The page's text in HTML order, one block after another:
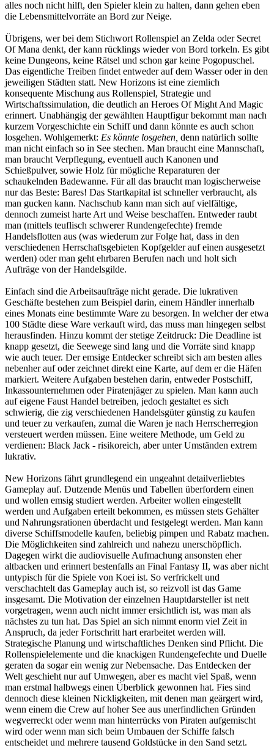
alles noch nicht hilft, den Spieler klein zu halten, dann gehen eben
die Lebensmittelvorräte an Bord zur Neige.
Übrigens, wer bei dem Stichwort Rollenspiel an Zelda oder Secret
Of Mana denkt, der kann rücklings wieder von Bord torkeln. Es gibt
keine Dungeons, keine Rätsel und schon gar keine Pogopuschel.
Das eigentliche Treiben findet entweder auf dem Wasser oder in den
jeweiligen Städten statt. New Horizons ist eine ziemlich
konsequente Mischung aus Rollenspiel, Strategie und
Wirtschaftssimulation, die deutlich an Heroes Of Might And Magic
erinnert. Unabhängig der gewählten Hauptfigur bekommt man nach
kurzem Vorgeschichte ein Schiff und dann könnte es auch schon
losgehen. Wohlgemerkt: Es könnte losgehen, denn natürlich sollte
man nicht einfach so in See stechen. Man braucht eine Mannschaft,
man braucht Verpflegung, eventuell auch Kanonen und
Schießpulver, sowie Holz für mögliche Reparaturen der
schaukelnden Badewanne. Für all das braucht man logischerweise
nur das Beste: Bares! Das Startkapital ist schneller verbraucht, als
man gucken kann. Nachschub kann man sich auf vielfältige,
dennoch zumeist harte Art und Weise beschaffen. Entweder raubt
man (mittels teuflisch schwerer Rundengefechte) fremde
Handelsflotten aus (was wiederum zur Folge hat, dass in den
verschiedenen Herrschaftsgebieten Kopfgelder auf einen ausgesetzt
werden) oder man geht ehrbaren Berufen nach und holt sich
Aufträge von der Handelsgilde.
Einfach sind die Arbeitsaufträge nicht gerade. Die lukrativen
Geschäfte bestehen zum Beispiel darin, einem Händler innerhalb
eines Monats eine bestimmte Ware zu besorgen. In welcher der etwa
100 Städte diese Ware verkauft wird, das muss man hingegen selbst
herausfinden. Hinzu kommt der stetige Zeitdruck: Die Deadline ist
knapp gesetzt, die Seewege sind lang und die Vorräte sind knapp
wie auch teuer. Der emsige Entdecker schreibt sich am besten alles
nebenher auf oder zeichnet direkt eine Karte, auf dem er die Häfen
markiert. Weitere Aufgaben bestehen darin, entweder Postschiff,
Inkassounternehmen oder Piratenjäger zu spielen. Man kann auch
auf eigene Faust Handel betreiben, jedoch gestaltet es sich
schwierig, die zig verschiedenen Handelsgüter günstig zu kaufen
und teuer zu verkaufen, zumal die Waren je nach Herrscherregion
versteuert werden müssen. Eine weitere Methode, um Geld zu
verdienen: Black Jack - risikoreich, aber unter Umständen extrem
lukrativ.
New Horizons fährt grundlegend ein ungeahnt detailverliebtes
Gameplay auf. Dutzende Menüs und Tabellen überfordern einen
und wollen emsig studiert werden. Arbeiter wollen eingestellt
werden und Aufgaben erteilt bekommen, es müssen stets Gehälter
und Nahrungsrationen überdacht und festgelegt werden. Man kann
diverse Schiffsmodelle kaufen, beliebig pimpen und Rabatz machen.
Die Möglichkeiten sind zahlreich und nahezu unerschöpflich.
Dagegen wirkt die audiovisuelle Aufmachung ansonsten eher
altbacken und erinnert bestenfalls an Final Fantasy II, was aber nicht
untypisch für die Spiele von Koei ist. So verfrickelt und
verschachtelt das Gameplay auch ist, so reizvoll ist das Game
insgesamt. Die Motivation der einzelnen Hauptdarsteller ist nett
vorgetragen, wenn auch nicht immer ersichtlich ist, was man als
nächstes zu tun hat. Das Spiel an sich nimmt enorm viel Zeit in
Anspruch, da jeder Fortschritt hart erarbeitet werden will.
Strategische Planung und wirtschaftliches Denken sind Pflicht. Die
Rollenspielelemente und die knackigen Rundengefechte und Duelle
geraten da sogar ein wenig zur Nebensache. Das Entdecken der
Welt geschieht nur auf Umwegen, aber es macht viel Spaß, wenn
man erstmal halbwegs einen Überblick gewonnen hat. Fies sind
dennoch diese kleinen Nickligkeiten, mit denen man geärgert wird,
wenn einem die Crew auf hoher See aus unerfindlichen Gründen
wegverreckt oder wenn man hinterrücks von Piraten aufgemischt
wird oder wenn man sich beim Umbauen der Schiffe falsch
entscheidet und mehrere tausend Goldstücke in den Sand setzt.